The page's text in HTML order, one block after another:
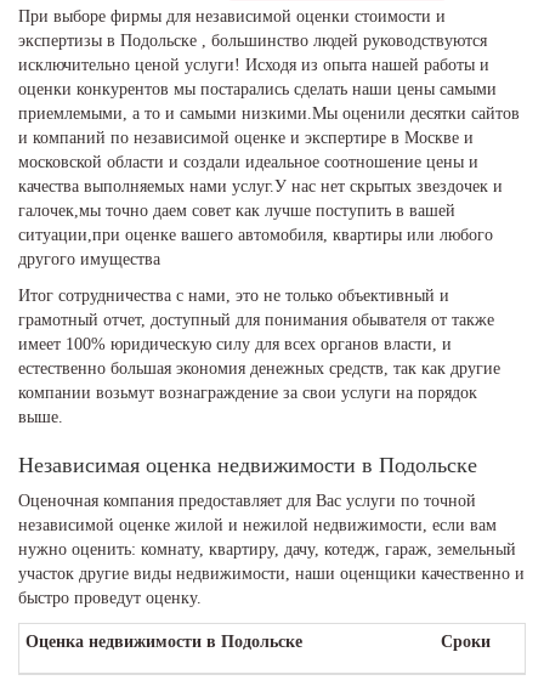
При выборе фирмы для независимой оценки стоимости и
экспертизы в Подольске , большинство людей руководствуются
исключительно ценой услуги! Исходя из опыта нашей работы и
оценки конкурентов мы постарались сделать наши цены самыми
приемлемыми, а то и самыми низкими.Мы оценили десятки сайтов
и компаний по независимой оценке и экспертире в Москве и
московской области и создали идеальное соотношение цены и
качества выполняемых нами услуг.У нас нет скрытых звездочек и
галочек,мы точно даем совет как лучше поступить в вашей
ситуации,при оценке вашего автомобиля, квартиры или любого
другого имущества
Итог сотрудничества с нами, это не только объективный и
грамотный отчет, доступный для понимания обывателя от также
имеет 100% юридическую силу для всех органов власти, и
естественно большая экономия денежных средств, так как другие
компании возьмут вознаграждение за свои услуги на порядок
выше.
Независимая оценка недвижимости в Подольске
Оценочная компания предоставляет для Вас услуги по точной
независимой оценке жилой и нежилой недвижимости, если вам
нужно оценить: комнату, квартиру, дачу, котедж, гараж, земельный
участок другие виды недвижимости, наши оценщики качественно и
быстро проведут оценку.
Оценка недвижимости в Подольске Сроки